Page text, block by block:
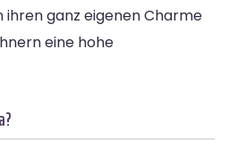
ihren ganz eigenen Charme
eine hohe